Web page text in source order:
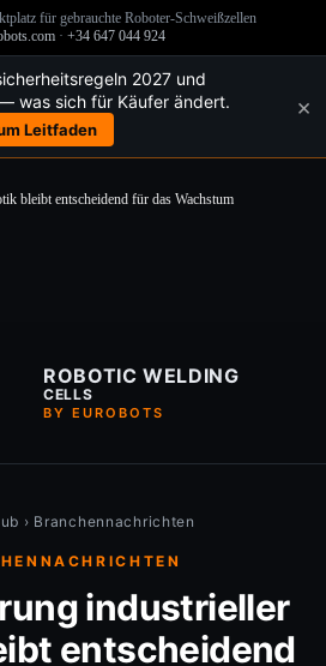
für gebrauchte Roboter-Schweißzellen
· +34 647 044 924
2027 und
was sich für Käufer ändert.
Leitfaden
×
bleibt entscheidend für das Wachstum
ROBOTIC WELDING
CELLS
BY EUROBOTS
› Branchennachrichten
industrieller
entscheidend